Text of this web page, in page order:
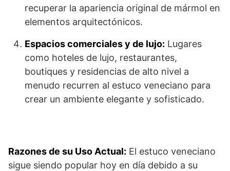
recuperar la apariencia original de mármol en
elementos arquitectónicos.
Espacios comerciales y de lujo: Lugares
como hoteles de lujo, restaurantes,
boutiques y residencias de alto nivel a
menudo recurren al estuco veneciano para
crear un ambiente elegante y sofisticado.
Razones de su Uso Actual: El estuco veneciano
sigue siendo popular hoy en día debido a su